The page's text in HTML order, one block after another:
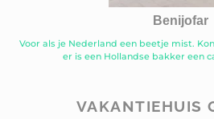
Benijofar
Voor als je Nederland een beetje mist.
er is een Hollandse bakker een
VAKANTIEHUIS